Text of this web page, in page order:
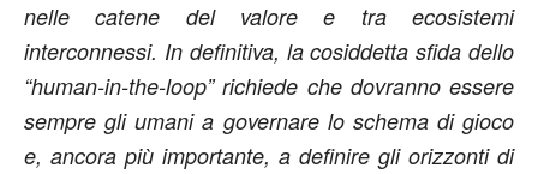
nelle catene del valore e tra ecosistemi
interconnessi. In definitiva, la cosiddetta sfida dello
“human-in-the-loop” richiede che dovranno essere
sempre gli umani a governare lo schema di gioco
e, ancora più importante, a definire gli orizzonti di